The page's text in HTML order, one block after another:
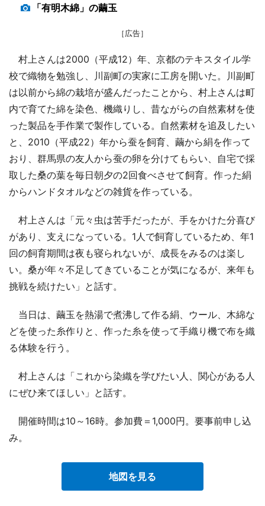
「有明木綿」の繭玉
［広告］
村上さんは2000（平成12）年、京都のテキスタイル学
校で織物を勉強し、川副町の実家に工房を開いた。川副町
は以前から綿の栽培が盛んだったことから、村上さんは町
内で育てた綿を染色、機織りし、昔ながらの自然素材を使
った製品を手作業で製作している。自然素材を追及したい
と、2010（平成22）年から蚕を飼育、繭から絹を作って
おり、群馬県の友人から蚕の卵を分けてもらい、自宅で採
取した桑の葉を毎日朝夕の2回食べさせて飼育。作った絹
からハンドタオルなどの雑貨を作っている。
村上さんは「元々虫は苦手だったが、手をかけた分喜び
があり、支えになっている。1人で飼育しているため、年1
回の飼育期間は夜も寝られないが、成長をみるのは楽し
い。桑が年々不足してきていることが気になるが、来年も
挑戦を続けたい」と話す。
当日は、繭玉を熱湯で煮沸して作る絹、ウール、木綿な
どを使った糸作りと、作った糸を使って手織り機で布を織
る体験を行う。
村上さんは「これから染織を学びたい人、関心がある人
にぜひ来てほしい」と話す。
開催時間は10～16時。参加費＝1,000円。要事前申し込
み。
地図を見る